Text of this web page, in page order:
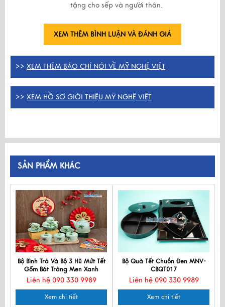
tặng cho sếp và người thân.
XEM THÊM BÌNH LUẬN VÀ ĐÁNH GIÁ
>> XEM THÊM BÁO CHÍ NÓI VỀ MỸ NGHỆ VIỆT
>> XEM HỒ SƠ GIỚI THIỆU MỸ NGHỆ VIỆT
SẢN PHẨM KHÁC
Bộ Bình Trà Và Bộ 3 Hũ Mứt Tết
Gốm Bát Tràng Men Xanh
Liên hệ 090 330 9989
Xem chi tiết
Bộ Quà Tết Chuồn Đen MNV-
CBQT017
Liên hệ 090 330 9989
Xem chi tiết